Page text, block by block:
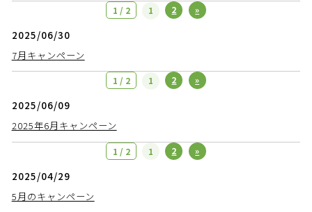
1 / 2 1 2 »
2025/06/30
7月キャンペーン
1 / 2 1 2 »
2025/06/09
2025年6月キャンペーン
1 / 2 1 2 »
2025/04/29
5月のキャンペーン